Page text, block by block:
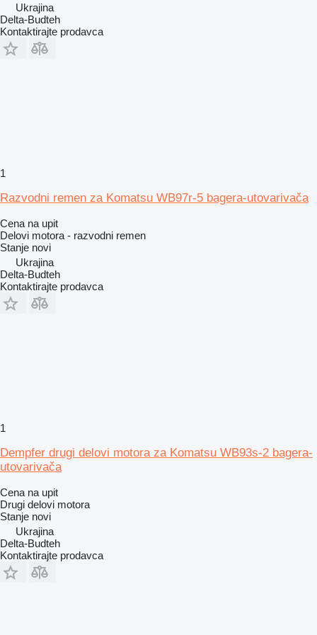
Ukrajina
Delta-Budteh
Kontaktirajte prodavca
1
Razvodni remen za Komatsu WB97r-5 bagera-utovarivača
Cena na upit
Delovi motora - razvodni remen
Stanje novi
Ukrajina
Delta-Budteh
Kontaktirajte prodavca
1
Dempfer drugi delovi motora za Komatsu WB93s-2 bagera-
utovarivača
Cena na upit
Drugi delovi motora
Stanje novi
Ukrajina
Delta-Budteh
Kontaktirajte prodavca